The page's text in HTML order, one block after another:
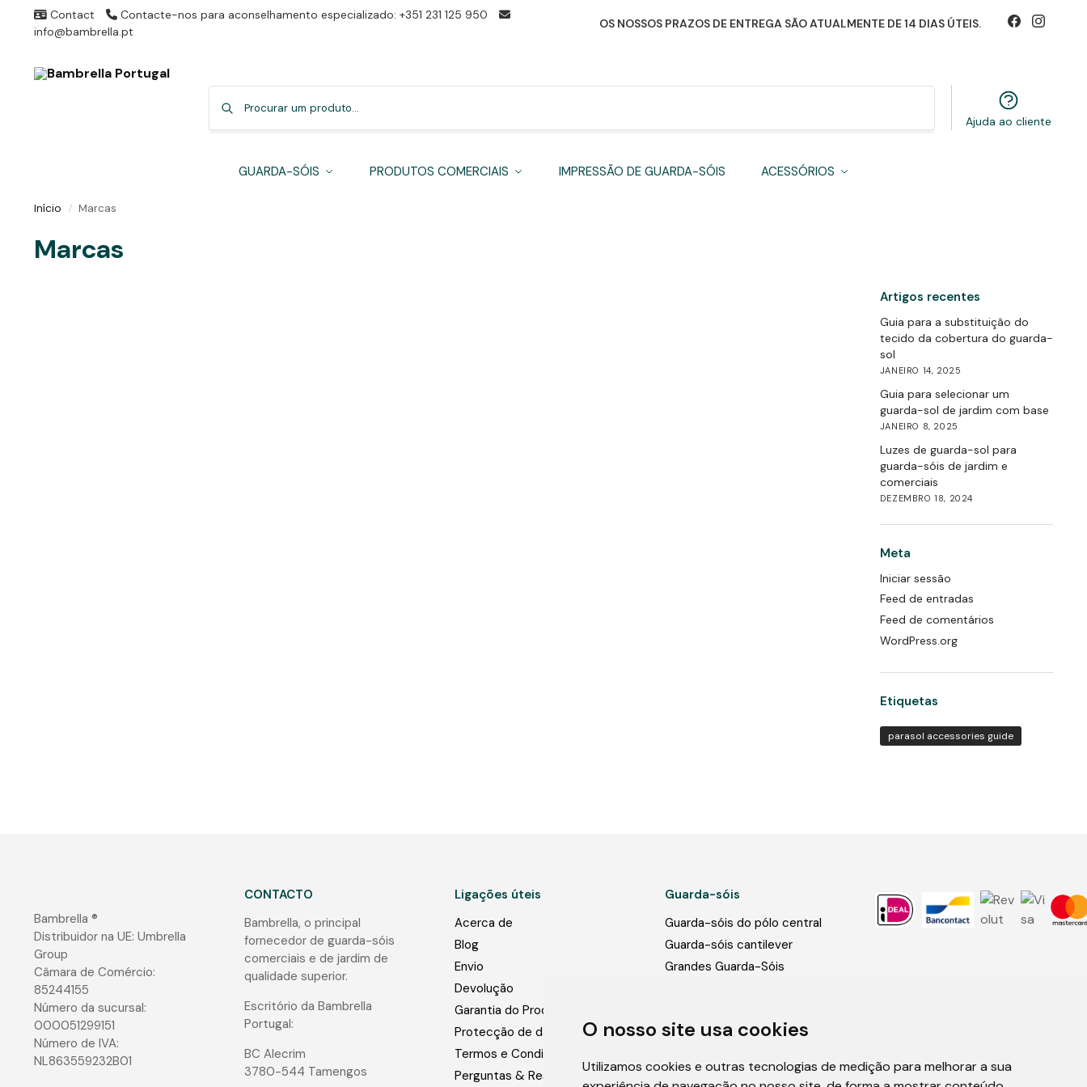
O nosso site usa cookies
Utilizamos cookies e outras tecnologias de medição para melhorar a sua
Contact
Contacte-nos para aconselhamento especializado: +351 231 125 950
info@bambrella.pt
OS NOSSOS PRAZOS DE ENTREGA SÃO ATUALMENTE DE 14 DIAS ÚTEIS.
Ajuda ao cliente
GUARDA-SÓIS PRODUTOS COMERCIAIS IMPRESSÃO DE GUARDA-SÓIS ACESSÓRIOS
Início / Marcas
Marcas
Artigos recentes
Guia para a substituição do
tecido da cobertura do guarda-
sol
JANEIRO 14, 2025
Guia para selecionar um
guarda-sol de jardim com base
JANEIRO 8, 2025
Luzes de guarda-sol para
guarda-sóis de jardim e
comerciais
DEZEMBRO 18, 2024
Meta
Iniciar sessão
Feed de entradas
Feed de comentários
WordPress.org
Etiquetas
parasol accessories guide
Bambrella ®
Distribuidor na UE: Umbrella
Group
Câmara de Comércio:
85244155
Número da sucursal:
000051299151
Número de IVA:
NL863559232B01
CONTACTO
Bambrella, o principal
fornecedor de guarda-sóis
comerciais e de jardim de
qualidade superior.
Escritório da Bambrella
Portugal:
BC Alecrim
3780-544 Tamengos
Ligações úteis
Acerca de
Blog
Envio
Devolução
Garantia do Produto
Protecção de dados
Termos e Condições
Perguntas & Respostas
Guarda-sóis
Guarda-sóis do pólo central
Guarda-sóis cantilever
Grandes Guarda-Sóis
Luzes para guarda-sóis